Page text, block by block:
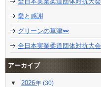
愛と感謝
グリーンの草津🫛
全日本実業柔道団体対抗大会
アーカイブ
2026 (30)